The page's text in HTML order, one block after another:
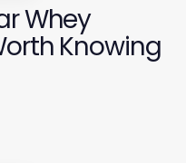
Whey
Knowing